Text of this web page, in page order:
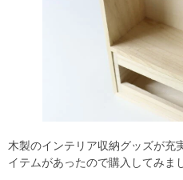
木製のインテリア収納グッズが充
イテムがあったので購入してみま